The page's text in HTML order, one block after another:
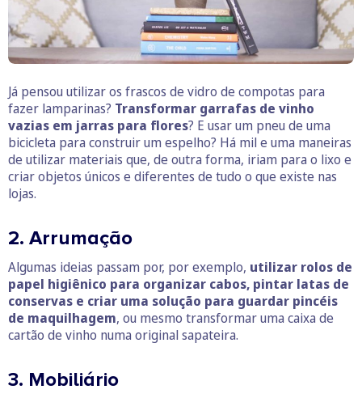
Já pensou utilizar os frascos de vidro de compotas para
fazer lamparinas? Transformar garrafas de vinho
vazias em jarras para flores? E usar um pneu de uma
bicicleta para construir um espelho? Há mil e uma maneiras
de utilizar materiais que, de outra forma, iriam para o lixo e
criar objetos únicos e diferentes de tudo o que existe nas
lojas.
2. Arrumação
Algumas ideias passam por, por exemplo, utilizar rolos de
papel higiênico para organizar cabos, pintar latas de
conservas e criar uma solução para guardar pincéis
de maquilhagem, ou mesmo transformar uma caixa de
cartão de vinho numa original sapateira.
3. Mobiliário